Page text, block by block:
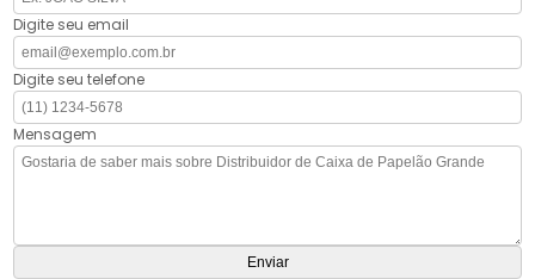
Digite seu email
Digite seu telefone
Mensagem